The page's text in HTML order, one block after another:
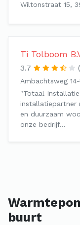
Wiltonstraat 15,
Ti Tolboom
3.7
Ambachtsweg
"Totaal
installatiepartner
en duurzaam
onze bedrijf…
buurt